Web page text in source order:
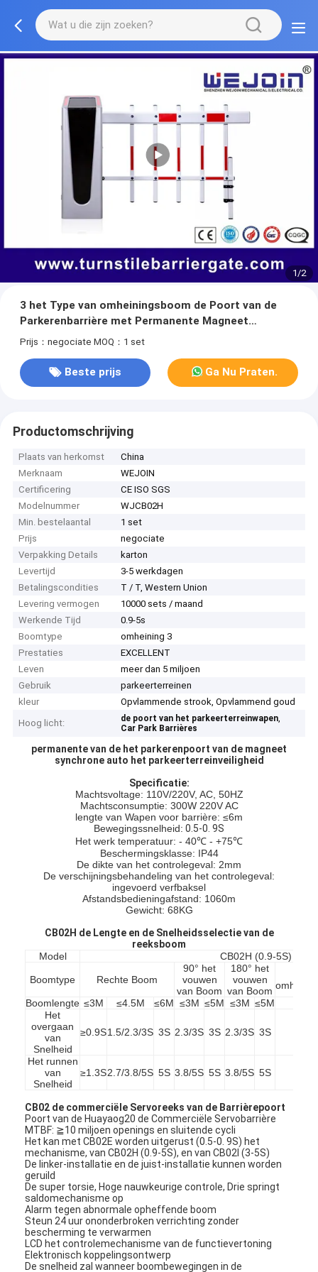
1/2
3 het Type van omheiningsboom de Poort van de
Parkerenbarrière met Permanente Magneet
Synchrone Motor
Prijs：negociate MOQ：1 set
Beste prijs Ga Nu Praten.
Productomschrijving
Plaats van herkomst
China
Merknaam
WEJOIN
Certificering
CE ISO SGS
Modelnummer
WJCB02H
Min. bestelaantal
1 set
Prijs
negociate
Verpakking Details
karton
Levertijd
3-5 werkdagen
Betalingscondities
T / T, Western Union
Levering vermogen
10000 sets / maand
Werkende Tijd
0.9-5s
Boomtype
omheining 3
Prestaties
EXCELLENT
Leven
meer dan 5 miljoen
Gebruik
parkeerterreinen
kleur
Opvlammende strook, Opvlammend goud
Hoog licht:
de poort van het parkeerterreinwapen,
Car Park Barrières
permanente van de het parkerenpoort van de magneet
synchrone auto het parkeerterreinveiligheid
Specificatie:
Machtsvoltage: 110V/220V, AC, 50HZ
Machtsconsumptie: 300W 220V AC
lengte van Wapen voor barrière: ≤6m
Bewegingssnelheid: 0.5-0. 9S
Het werk temperatuur: - 40℃ - +75℃
Beschermingsklasse: IP44
De dikte van het controlegeval: 2mm
De verschijningsbehandeling van het controlegeval:
ingevoerd verfbaksel
Afstandsbedieningafstand: 1060m
Gewicht: 68KG
CB02H de Lengte en de Snelheidsselectie van de
reeksboom
Model
CB02H (0.9-5S)
Boomtype Rechte Boom
90° het
vouwen
van Boom
180° het
vouwen
van Boom
Boomlengte ≤3M ≤4.5M ≤6M ≤3M ≤5M ≤3M ≤5M
Het
overgaan
van
Snelheid
≥0.9S1.5/2.3/3S 3S 2.3/3S 3S 2.3/3S 3S
Het runnen
van
Snelheid
≥1.3S2.7/3.8/5S 5S 3.8/5S 5S 3.8/5S 5S
CB02 de commerciële Servoreeks van de Barrièrepoort
Poort van de Huayaog20 de Commerciële Servobarrière
MTBF: ≧10 miljoen openings en sluitende cycli
Het kan met CB02E worden uitgerust (0.5-0. 9S) het
mechanisme, van CB02H (0.9-5S), en van CB02I (3-5S)
De linker-installatie en de juist-installatie kunnen worden
geruild
De super torsie, Hoge nauwkeurige controle, Drie springt
saldomechanisme op
Alarm tegen abnormale opheffende boom
Steun 24 uur ononderbroken verrichting zonder
bescherming te verwarmen
LCD het controlemechanisme van de functievertoning
Elektronisch koppelingsontwerp
De snelheid zal wanneer boombewegingen in de